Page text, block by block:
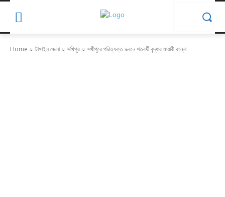
Home টাঙ্গাইল জেলা সখিপুর সখীপুরে পরিত্যক্ত ভবনে শতবর্ষী বৃদ্ধার মায়াবী কান্না